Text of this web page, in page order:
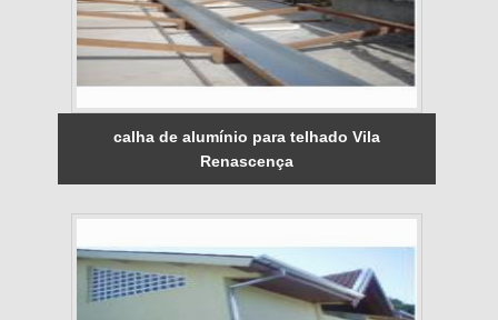
calha de alumínio para telhado Vila
Renascença